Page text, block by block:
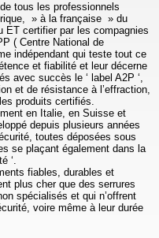
tous les professionnels
» à la française » du
ET certifier par les compagnies
( Centre National de
indépendant qui teste tout ce
et fiabilité et leur décerne
avec succès le ‘ label A2P ‘,
et de résistance à l’effraction,
produits certifiés.
en Italie, en Suisse et
depuis plusieurs années
toutes déposées sous
se plaçant également dans la
‘.
fiables, durables et
plus cher que des serrures
spécialisés et qui n’offrent
voire même à leur durée